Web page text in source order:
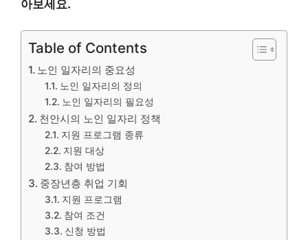
아보세요.
Table of Contents
노인 일자리의 중요성
노인 일자리의 정의
노인 일자리의 필요성
천안시의 노인 일자리 정책
지원 프로그램 종류
지원 대상
참여 방법
중장년층 취업 기회
지원 프로그램
참여 조건
신청 방법